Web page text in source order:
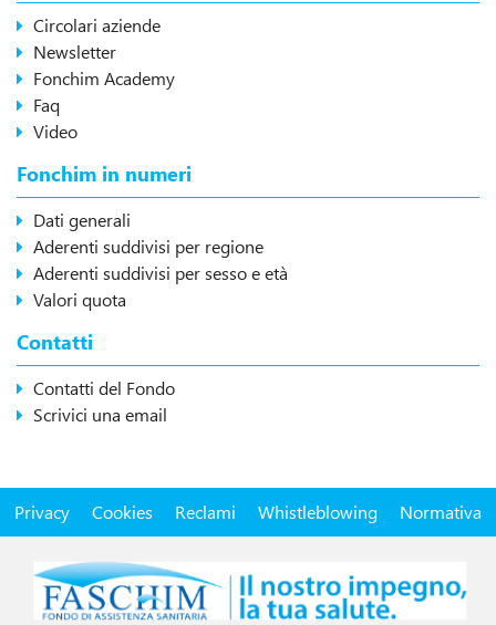
Circolari aziende
Newsletter
Fonchim Academy
Faq
Video
Fonchim in numeri
Dati generali
Aderenti suddivisi per regione
Aderenti suddivisi per sesso e età
Valori quota
Contatti
Contatti del Fondo
Scrivici una email
Privacy Cookies Reclami Whistleblowing Normativa